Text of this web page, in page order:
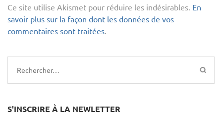
Ce site utilise Akismet pour réduire les indésirables. En
savoir plus sur la façon dont les données de vos
commentaires sont traitées.
Rechercher :
S'INSCRIRE À LA NEWLETTER